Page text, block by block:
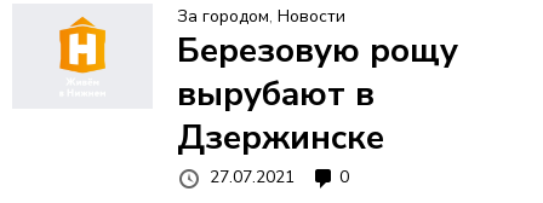
За городом, Новости
Березовую рощу
вырубают в
Дзержинске
27.07.2021
0